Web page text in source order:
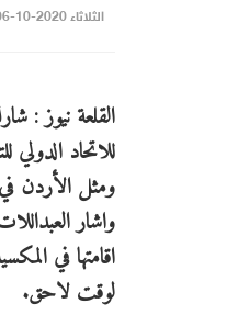
الثلاثاء 2020-10-06 | 06:59 pm
القلعة نيوز :
للاتحاد الدولي
ومثل الأردن
واشار
اقامتها في
لوقت لاحق.